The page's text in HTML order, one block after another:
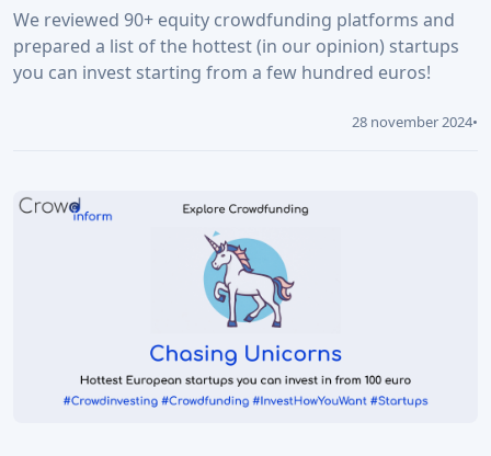
We reviewed 90+ equity crowdfunding platforms and
prepared a list of the hottest (in our opinion) startups
you can invest starting from a few hundred euros!
28 november 2024•